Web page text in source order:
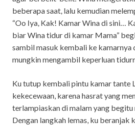
beberapa saat, lalu kemudian
“Oo Iya, Kak! Kamar Wina di sini…
biar Wina tidur di kamar Mama”
sambil masuk kembali ke kamarnya
mungkin mengambil keperluan
Ku tutup kembali pintu kamar tante
kekecewaan, karena hasrat yang
terlampiaskan di malam yang begitu
Dengan langkah lemas, ku beranjak